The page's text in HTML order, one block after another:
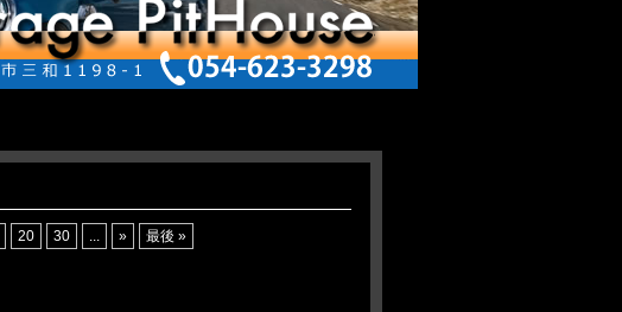
20 30 ... » 最後 »